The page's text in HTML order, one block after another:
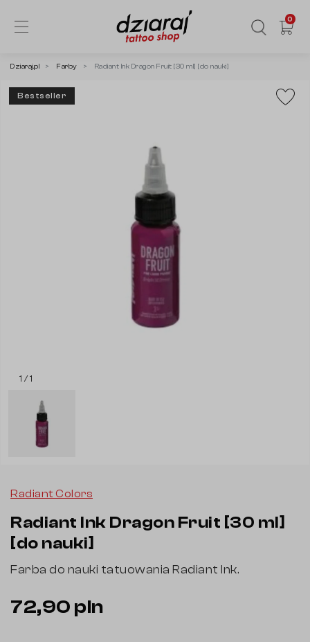
0
Dziaraj.pl Farby Radiant Ink Dragon Fruit [30 ml] [do nauki]
Bestseller
1 / 1
Radiant Colors
Radiant Ink Dragon Fruit [30 ml]
[do nauki]
Farba do nauki tatuowania Radiant Ink.
72,90 pln